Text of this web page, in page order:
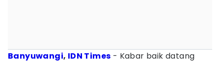
Banyuwangi, IDN Times - Kabar baik datang